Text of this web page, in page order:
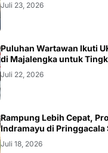
Juli 23, 2026
Puluhan Wartawan Ikuti
di Majalengka untuk
Juli 22, 2026
Rampung Lebih Cepat,
Indramayu di Pringgacala
Juli 18, 2026